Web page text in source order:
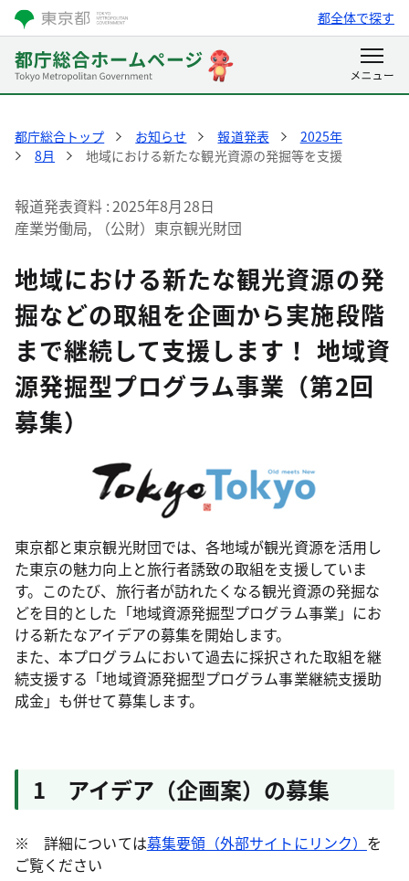
都全体で探す
都庁総合トップ お知らせ 報道発表
2025年
8月
地域における新たな観光資源の発掘等を支援
報道発表資料 2025年8月28日
産業労働局, （公財）東京観光財団
地域における新たな観光資源の発
掘などの取組を企画から実施段階
まで継続して支援します！ 地域資
源発掘型プログラム事業（第2回
募集）
東京都と東京観光財団では、各地域が観光資源を活用し
た東京の魅力向上と旅行者誘致の取組を支援していま
す。このたび、旅行者が訪れたくなる観光資源の発掘な
どを目的とした「地域資源発掘型プログラム事業」にお
ける新たなアイデアの募集を開始します。
また、本プログラムにおいて過去に採択された取組を継
続支援する「地域資源発掘型プログラム事業継続支援助
成金」も併せて募集します。
1 アイデア（企画案）の募集
※ 詳細については募集要領（外部サイトにリンク） を
ご覧ください